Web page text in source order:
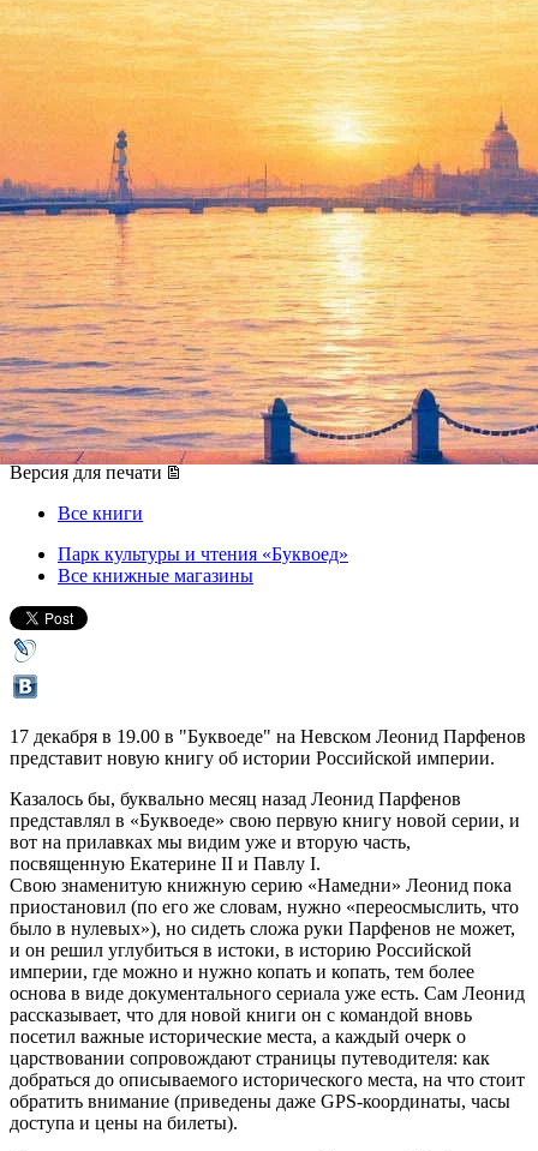
Леонид Парфенов представит
второй том "Российской
империи"
17 декабря 2013, вторник,19.00
Версия для печати
Все книги
Парк культуры и чтения «Буквоед»
Все книжные магазины
17 декабря в 19.00 в "Буквоеде" на Невском Леонид Парфенов
представит новую книгу об истории Российской империи.
Казалось бы, буквально месяц назад Леонид Парфенов
представлял в «Буквоеде» свою первую книгу новой серии, и
вот на прилавках мы видим уже и вторую часть,
посвященную Екатерине II и Павлу I.
Свою знаменитую книжную серию «Намедни» Леонид пока
приостановил (по его же словам, нужно «переосмыслить, что
было в нулевых»), но сидеть сложа руки Парфенов не может,
и он решил углубиться в истоки, в историю Российской
империи, где можно и нужно копать и копать, тем более
основа в виде документального сериала уже есть. Сам Леонид
рассказывает, что для новой книги он с командой вновь
посетил важные исторические места, а каждый очерк о
царствовании сопровождают страницы путеводителя: как
добраться до описываемого исторического места, на что стоит
обратить внимание (приведены даже GPS-координаты, часы
доступа и цены на билеты).